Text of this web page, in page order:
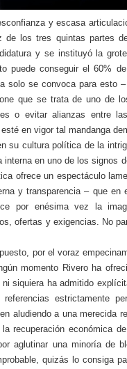
y escasa
de los tres quintas partes
y se instituyó la
puede conseguir el 60%
solo se convoca para esto
que se trata de uno de
o evitar alianzas entre
en vigor tal mandanga
su cultura política de la
en uno de los signos
ofrece un espectáculo
y transparencia – que
por enésima vez la
ofertas y exigencias. No
por el voraz
momento Rivero ha
siquiera ha admitido
referencias estrictamente
aludiendo a una merecida
recuperación económica
aglutinar una minoría de
quizás lo consiga